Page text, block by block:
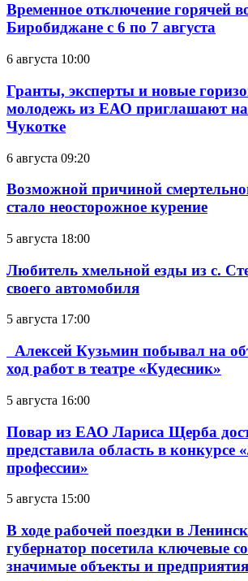
Временное отключение горячей
Биробиджане с 6 по 7 августа
6 августа 10:00
Гранты, эксперты и новые
молодежь из ЕАО приглашают
Чукотке
6 августа 09:20
Возможной причиной
стало неосторожное курение
5 августа 18:00
Любитель хмельной езды из с.
своего автомобиля
5 августа 17:00
Алексей Кузьмин побывал на
ход работ в театре «Кудесник»
5 августа 16:00
Повар из ЕАО Лариса Щерба
представила область в
профессии»
5 августа 15:00
В ходе рабочей поездки в
губернатор посетила ключевые
значимые объекты и предприятия